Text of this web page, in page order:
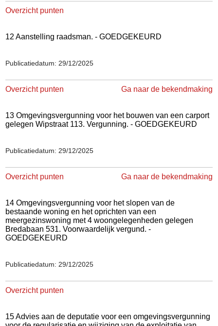
Overzicht punten
12 Aanstelling raadsman. - GOEDGEKEURD
Publicatiedatum: 29/12/2025
Overzicht punten Ga naar de bekendmaking
13 Omgevingsvergunning voor het bouwen van een carport
gelegen Wipstraat 113. Vergunning. - GOEDGEKEURD
Publicatiedatum: 29/12/2025
Overzicht punten Ga naar de bekendmaking
14 Omgevingsvergunning voor het slopen van de
bestaande woning en het oprichten van een
meergezinswoning met 4 woongelegenheden gelegen
Bredabaan 531. Voorwaardelijk vergund. -
GOEDGEKEURD
Publicatiedatum: 29/12/2025
Overzicht punten
15 Advies aan de deputatie voor een omgevingsvergunning